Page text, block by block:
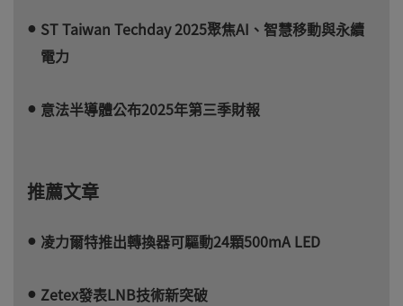
ST Taiwan Techday 2025聚焦AI、智慧移動與永續
電力
意法半導體公布2025年第三季財報
推薦文章
凌力爾特推出轉換器可驅動24顆500mA LED
Zetex發表LNB技術新突破